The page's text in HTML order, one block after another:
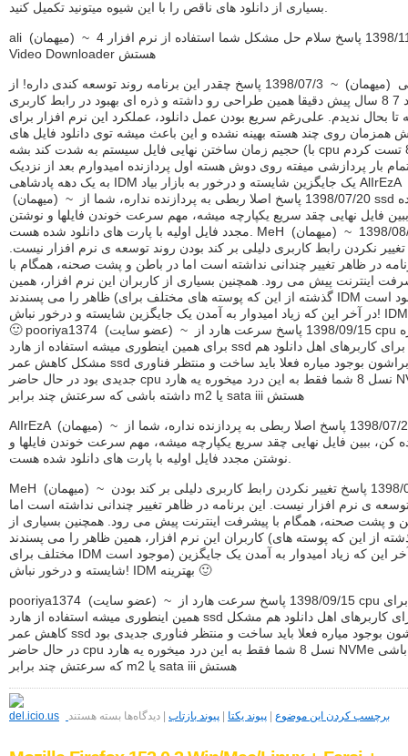
ali (ميهمان) ~ 1398/11/30 پاسخ سلام حل مشکل شما استفاده از نرم افزار 4K
Video Downloader هستش
علی (ميهمان) ~ 1398/07/3 پاسخ چقدر این برنامه روند توسعه کندی داره! از
حدود 7 8 سال پیش دقیقا همین طراحی رو داشته و ذره ای بهبود در رابط کاربری
تا بحال ندیدم. علی‌رغم سریع بودن عمل دانلود، عملکرد این نرم افزار برای
همزمان روی چند هسته بهینه نشده و این باعث میشه توی دانلود فایل های
حجیم زمان ساختن نهایی فایل سیستم به شدت کند بشه (با cpu نسل 8 تست کردم)
بار پردازشی میفته روی دوش هسته اول پردازنده امیدوارم بعد از نزدیک
به یک دهه پادشاهی IDM یک جایگزین شایسته و درخور به بازار بیاد AlIrEzA
(ميهمان) ~ 1398/07/20 پاسخ اصلا ربطی به پردازنده نداره، شما از ssd استفاده
فایل نهایی چقد سریع یکپارچه میشه، مهم سرعت خوندن فایلها و نوشتن
مجدد فایل اولیه با پارت های دانلود شده هست. MeH (ميهمان) ~ 1398/08/3
نکردن رابط کاربری دلیلی بر کند بودن روند توسعه ی نرم افزار نیست.
در ظاهر تغییر چندانی نداشته است اما در باطن و پشت صحنه، همگام با
اینترنت پیش می رود. همچنین بسیاری از کاربران این نرم افزار، همین
ظاهر را می پسندند (گذشته از این که پوسته های مختلف برای IDM موجود است) و
در آخر این که زیاد امیدوار به آمدن یک جایگزین شایسته و درخور نباش! IDM بهترینه
🙂 pooriya1374 (عضو سايت) ~ 1398/09/15 پاسخ سرعت هارد از cpu کمتره
برای همین اینطوری میشه استفاده از هارد ssd هم برای کاربرهای اهل دانلود هم
مشکل کاهش عمر ssd رو براشون بوجود میاره فعلا باید ساخت و منتظر فناوری
جدیدی بود در حال حاضر cpu نسل 8 شما فقط به این درد میخوره یه هارد NVMe
داشته باشی که سرعتش چند برابر m2 یا sata iii هستش
AlIrEzA (ميهمان) ~ 1398/07/20 پاسخ اصلا ربطی به پردازنده نداره، شما از ssd
کن، ببین فایل نهایی چقد سریع یکپارچه میشه، مهم سرعت خوندن فایلها و
MeH (ميهمان) ~ 1398/08/3 پاسخ تغییر نکردن رابط کاربری دلیلی بر کند بودن
ی نرم افزار نیست. این برنامه در ظاهر تغییر چندانی نداشته است اما
و پشت صحنه، همگام با پیشرفت اینترنت پیش می رود. همچنین بسیاری از
کاربران این نرم افزار، همین ظاهر را می پسندند (گذشته از این که پوسته های
مختلف برای IDM موجود است) و در آخر این که زیاد امیدوار به آمدن یک جایگزین
شایسته و درخور نباش! IDM بهترینه 🙂
pooriya1374 (عضو سايت) ~ 1398/09/15 پاسخ سرعت هارد از cpu کمتره برای
همین اینطوری میشه استفاده از هارد ssd هم برای کاربرهای اهل دانلود هم مشکل
کاهش عمر ssd رو براشون بوجود میاره فعلا باید ساخت و منتظر فناوری جدیدی بود
در حال حاضر cpu نسل 8 شما فقط به این درد میخوره یه هارد NVMe داشته باشی
که سرعتش چند برابر m2 یا sata iii هستش
برچسب کردن این موضوع پیوند یکتا پیوند بازتاب دیدگاه‌ها
Internet
(IDM)
بسته هستند